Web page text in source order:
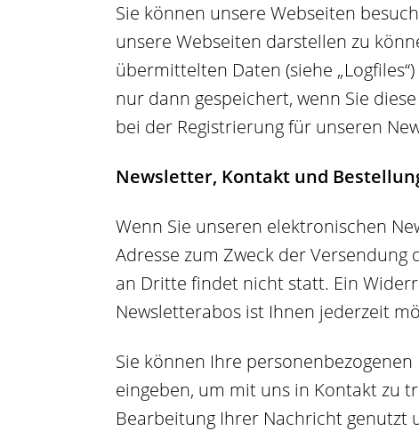
Sie können unsere Webseiten
unsere Webseiten darstellen zu
übermittelten Daten (siehe
nur dann gespeichert, wenn Sie
bei der Registrierung für unseren
Newsletter, Kontakt und
Wenn Sie unseren elektronischen
Adresse zum Zweck der Versendung
an Dritte findet nicht statt. Ein
Newsletterabos ist Ihnen jederzeit
Sie können Ihre
eingeben, um mit uns in Kontakt zu
Bearbeitung Ihrer Nachricht genutzt